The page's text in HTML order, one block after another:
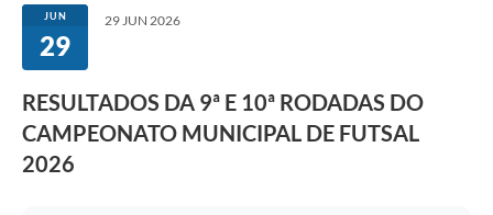
Turismo
Transparência
1DOC
Legislação
JUN
29
29 JUN 2026
RESULTADOS DA 9ª E 10ª RODADAS DO
CAMPEONATO MUNICIPAL DE FUTSAL
2026